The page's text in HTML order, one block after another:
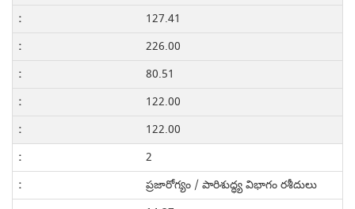
127.41
226.00
80.51
122.00
122.00
2
ప్రజారోగ్యం / పారిశుద్ధ్య విభాగం రశీదులు